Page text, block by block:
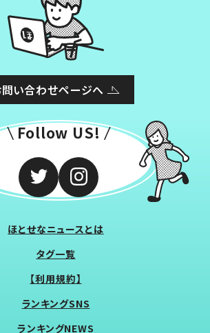
い合わせページへ
Follow US!
ほとせなニュースとは
タグ一覧
【利用規約】
ランキングSNS
ランキングNEWS